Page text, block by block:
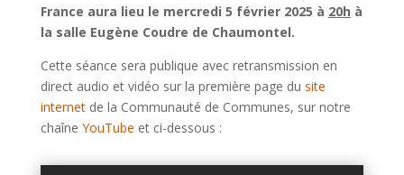
France aura lieu le mercredi 5 février 2025 à 20h à
la salle Eugène Coudre de Chaumontel.
Cette séance sera publique avec retransmission en
direct audio et vidéo sur la première page du site
internetde la Communauté de Communes, sur notre
chaîne YouTube et ci-dessous :